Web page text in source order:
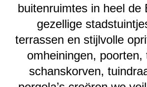
buitenruimtes in heel de
gezellige
terrassen en stijlvolle
omheiningen, poorten,
schanskorven,